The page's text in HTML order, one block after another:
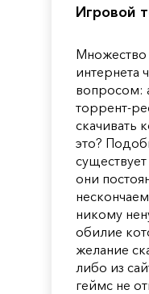
Игровой
Множество
интернета
вопросом:
торрент-
скачивать
это?
они
никому
обилие
желание
либо из
геймс не